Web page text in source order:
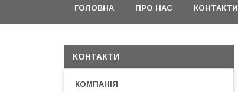
ГОЛОВНА ПРО НАС КОНТАКТИ
КОНТАКТИ